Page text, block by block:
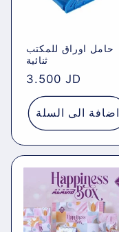
حامل اوراق للمكتب
ثنائية
Regular
price
3.500 JD
اضافة الى السلة